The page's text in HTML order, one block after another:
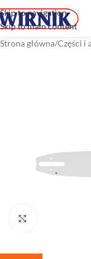
Skip to navigation
Skip to main content
Strona główna/Części i